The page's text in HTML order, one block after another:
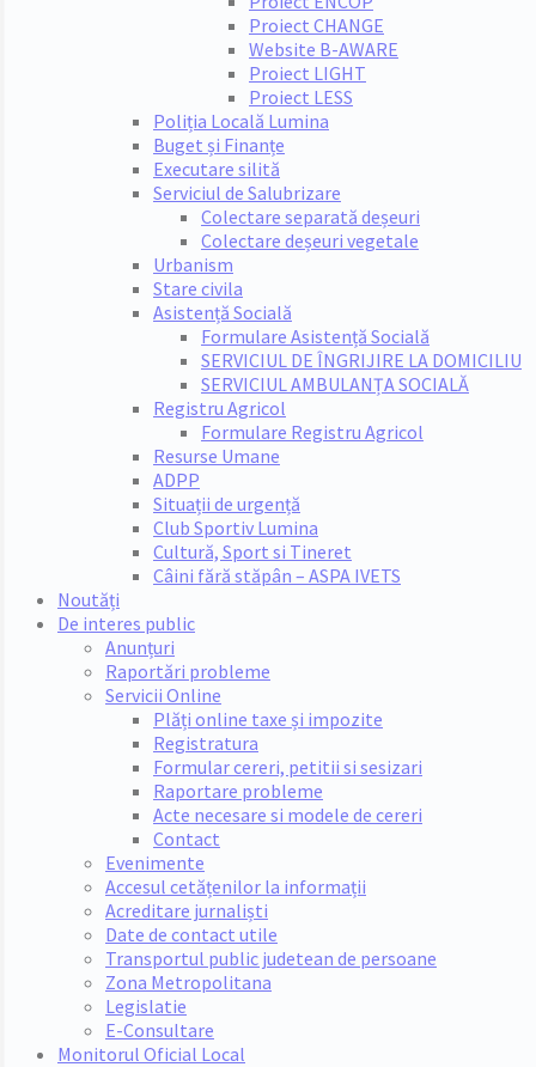
Proiect CHANGE
Website B-AWARE
Proiect LIGHT
Proiect LESS
Poliția Locală Lumina
Buget și Finanțe
Executare silită
Serviciul de Salubrizare
Colectare separată deșeuri
Colectare deșeuri vegetale
Urbanism
Stare civila
Asistență Socială
Formulare Asistență Socială
SERVICIUL DE ÎNGRIJIRE LA DOMICILIU
SERVICIUL AMBULANȚA SOCIALĂ
Registru Agricol
Formulare Registru Agricol
Resurse Umane
ADPP
Situații de urgență
Club Sportiv Lumina
Cultură, Sport si Tineret
Câini fără stăpân – ASPA IVETS
Noutăți
De interes public
Anunțuri
Raportări probleme
Servicii Online
Plăți online taxe și impozite
Registratura
Formular cereri, petitii si sesizari
Raportare probleme
Acte necesare si modele de cereri
Contact
Evenimente
Accesul cetățenilor la informații
Acreditare jurnaliști
Date de contact utile
Transportul public judetean de persoane
Zona Metropolitana
Legislatie
E-Consultare
Monitorul Oficial Local